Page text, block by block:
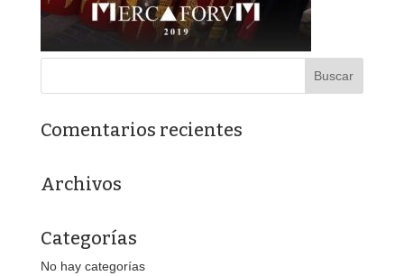
Comentarios recientes
Archivos
Categorías
No hay categorías